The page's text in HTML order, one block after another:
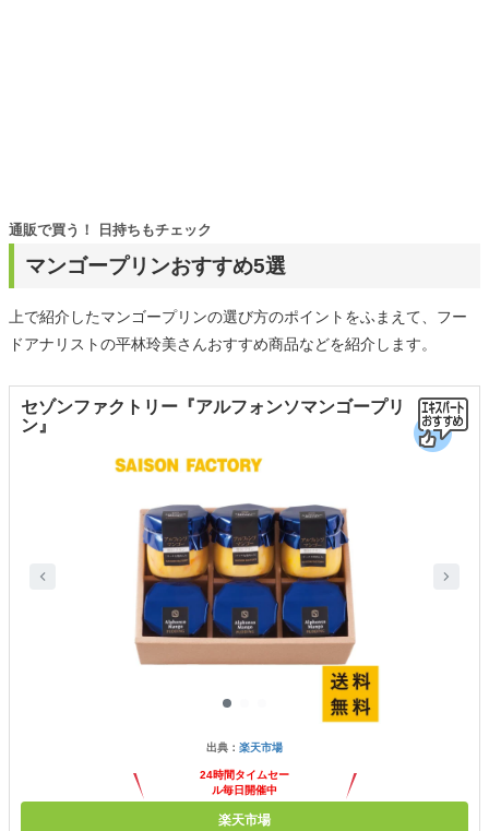
マンゴープリンおすすめ5選
通販で買う！ 日持ちもチェック
上で紹介したマンゴープリンの選び方のポイントをふまえて、フー
ドアナリストの平林玲美さんおすすめ商品などを紹介します。
セゾンファクトリー『アルフォンソマンゴープリ
ン』
出典： 楽天市場
24時間タイムセー
ル毎日開催中
楽天市場